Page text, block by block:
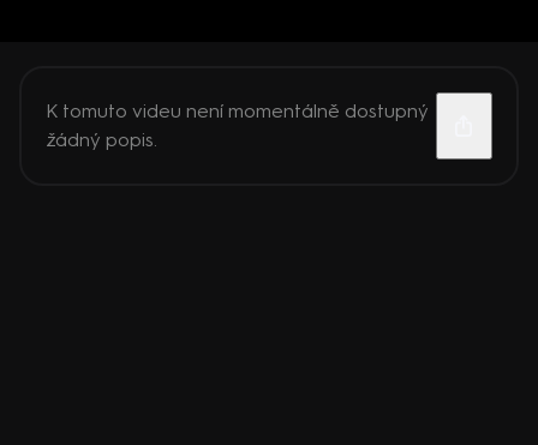
K tomuto videu není momentálně dostupný
žádný popis.